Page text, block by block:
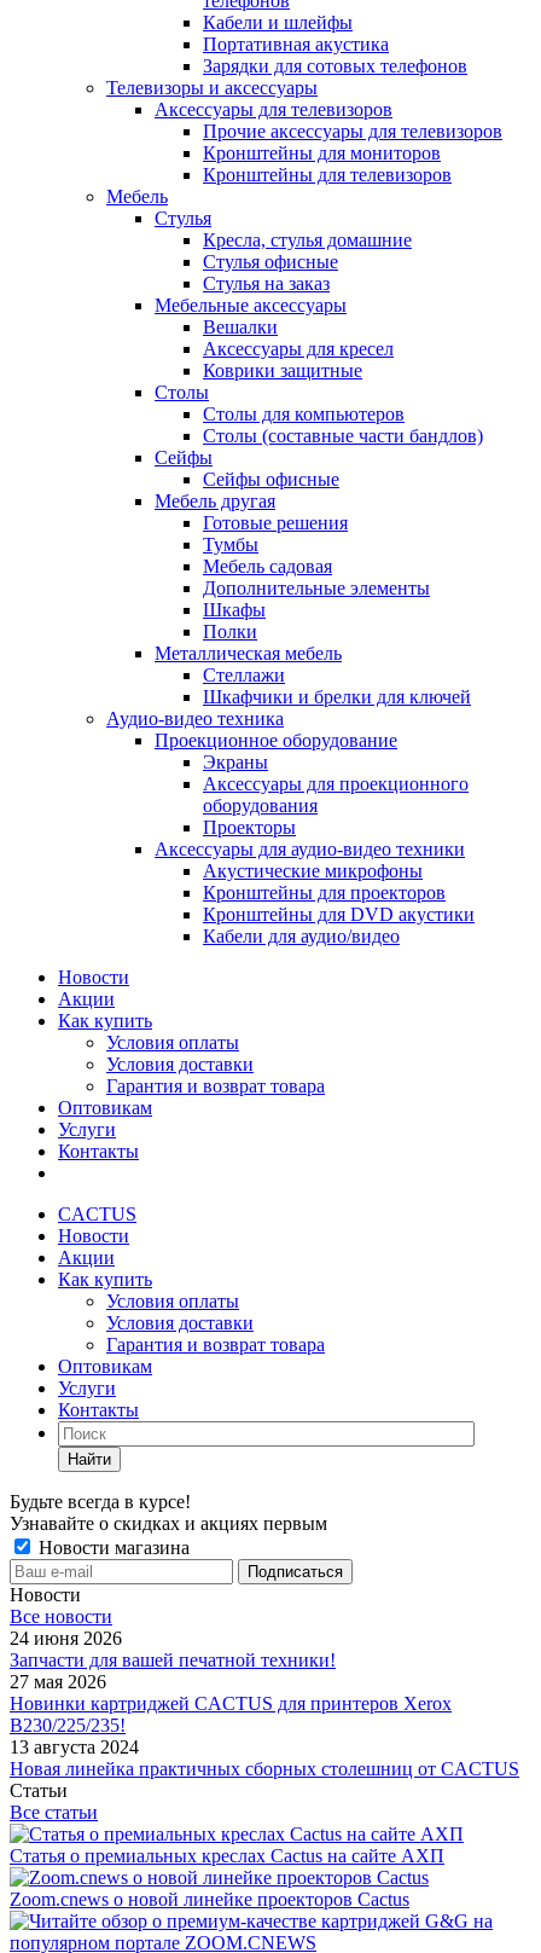
Кабели и шлейфы
Портативная акустика
Зарядки для сотовых телефонов
Телевизоры и аксессуары
Аксессуары для телевизоров
Прочие аксессуары для телевизоров
Кронштейны для мониторов
Кронштейны для телевизоров
Мебель
Стулья
Кресла, стулья домашние
Стулья офисные
Стулья на заказ
Мебельные аксессуары
Вешалки
Аксессуары для кресел
Коврики защитные
Столы
Столы для компьютеров
Столы (составные части бандлов)
Сейфы
Сейфы офисные
Мебель другая
Готовые решения
Тумбы
Мебель садовая
Дополнительные элементы
Шкафы
Полки
Металлическая мебель
Стеллажи
Шкафчики и брелки для ключей
Аудио-видео техника
Проекционное оборудование
Экраны
Аксессуары для проекционного
оборудования
Проекторы
Аксессуары для аудио-видео техники
Акустические микрофоны
Кронштейны для проекторов
Кронштейны для DVD акустики
Кабели для аудио/видео
Новости
Акции
Как купить
Условия оплаты
Условия доставки
Гарантия и возврат товара
Оптовикам
Услуги
Контакты
CACTUS
Новости
Акции
Как купить
Условия оплаты
Условия доставки
Гарантия и возврат товара
Оптовикам
Услуги
Контакты
Найти
Будьте всегда в курсе!
Узнавайте о скидках и акциях первым
Новости магазина
Новости
Все новости
24 июня 2026
Запчасти для вашей печатной техники!
27 мая 2026
Новинки картриджей CACTUS для принтеров Xerox
B230/225/235!
13 августа 2024
Новая линейка практичных сборных столешниц от CACTUS
Статьи
Все статьи
Статья о премиальных креслах Cactus на сайте АХП
Zoom.cnews о новой линейке проекторов Cactus